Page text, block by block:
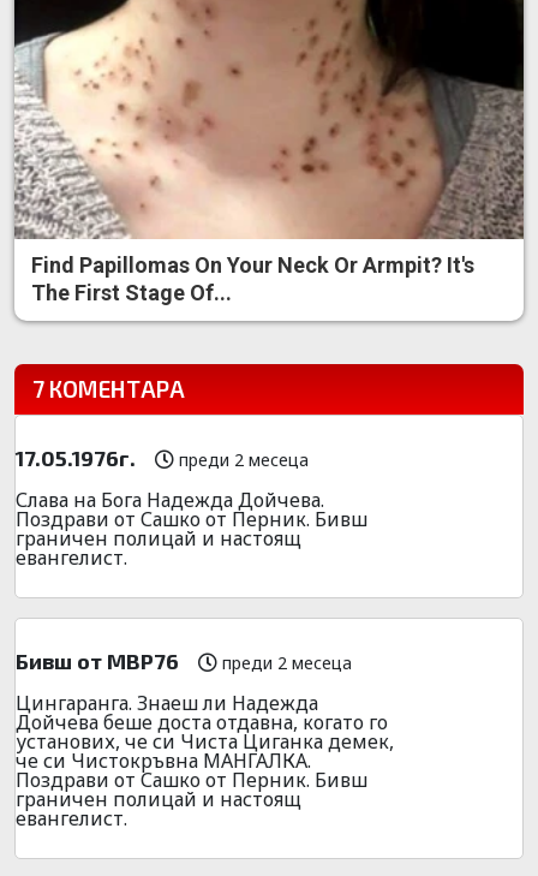
Find Papillomas On Your Neck Or Armpit? It's
The First Stage Of...
7 КОМЕНТАРА
17.05.1976г. преди 2 месеца
Слава на Бога Надежда Дойчева.
Поздрави от Сашко от Перник. Бивш
граничен полицай и настоящ
евангелист.
Бивш от МВР76 преди 2 месеца
Цингаранга. Знаеш ли Надежда
Дойчева беше доста отдавна, когато го
установих, че си Чиста Циганка демек,
че си Чистокръвна МАНГАЛКА.
Поздрави от Сашко от Перник. Бивш
граничен полицай и настоящ
евангелист.